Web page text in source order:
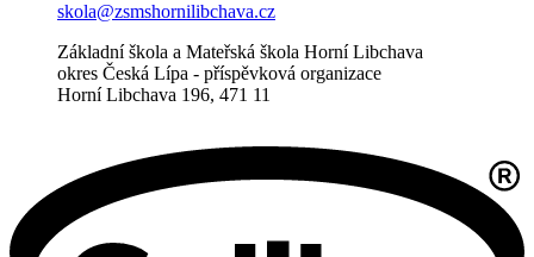
skola@zsmshornilibchava.cz
Základní škola a Mateřská škola Horní Libchava
okres Česká Lípa - příspěvková organizace
Horní Libchava 196, 471 11